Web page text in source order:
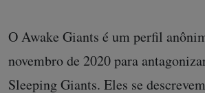
O Awake Giants é um perfil
novembro de 2020 para
Sleeping Giants. Eles se